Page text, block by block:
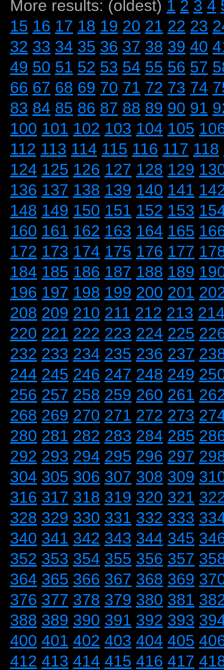
More results: (oldest) 1 2 3 4
15 16 17 18 19 20 21 22 23
32 33 34 35 36 37 38 39 40
49 50 51 52 53 54 55 56 57
66 67 68 69 70 71 72 73 74
83 84 85 86 87 88 89 90 91
100 101 102 103 104 105
112 113 114 115 116 117 118
124 125 126 127 128 129
136 137 138 139 140 141
148 149 150 151 152 153
160 161 162 163 164 165
172 173 174 175 176 177
184 185 186 187 188 189
196 197 198 199 200 201
208 209 210 211 212 213
220 221 222 223 224 225
232 233 234 235 236 237
244 245 246 247 248 249
256 257 258 259 260 261
268 269 270 271 272 273
280 281 282 283 284 285
292 293 294 295 296 297
304 305 306 307 308 309
316 317 318 319 320 321
328 329 330 331 332 333
340 341 342 343 344 345
352 353 354 355 356 357
364 365 366 367 368 369
376 377 378 379 380 381
388 389 390 391 392 393
400 401 402 403 404 405
412 413 414 415 416 417